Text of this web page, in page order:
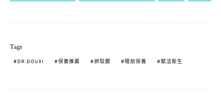
Tags
DR.DOUXI 保養推薦 卵殼膜 睡前保養 賦活新生